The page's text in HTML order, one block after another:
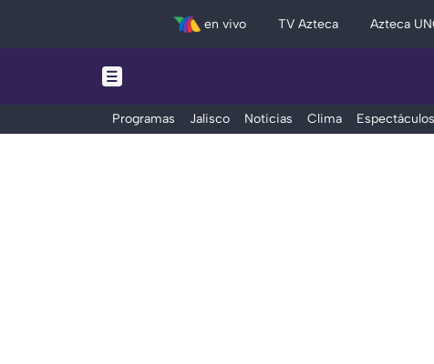
en vivo TV Azteca Azteca
Programas Jalisco Noticias Clima Espectáculos